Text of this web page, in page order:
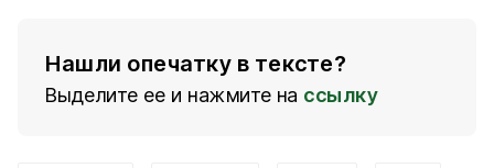
Нашли опечатку в тексте?
Выделите ее и нажмите на ссылку